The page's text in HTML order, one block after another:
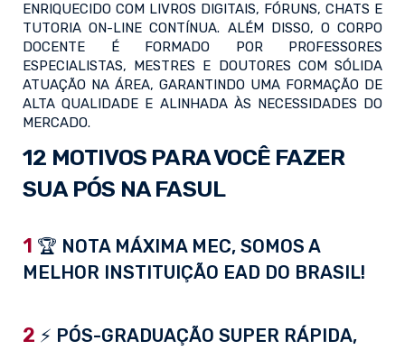
ENRIQUECIDO COM LIVROS DIGITAIS, FÓRUNS, CHATS E
TUTORIA ON-LINE CONTÍNUA. ALÉM DISSO, O CORPO
DOCENTE É FORMADO POR PROFESSORES
ESPECIALISTAS, MESTRES E DOUTORES COM SÓLIDA
ATUAÇÃO NA ÁREA, GARANTINDO UMA FORMAÇÃO DE
ALTA QUALIDADE E ALINHADA ÀS NECESSIDADES DO
MERCADO.
12 MOTIVOS PARA VOCÊ FAZER
SUA PÓS NA FASUL
1 🏆 NOTA MÁXIMA MEC, SOMOS A
MELHOR INSTITUIÇÃO EAD DO BRASIL!
2 ⚡ PÓS-GRADUAÇÃO SUPER RÁPIDA,